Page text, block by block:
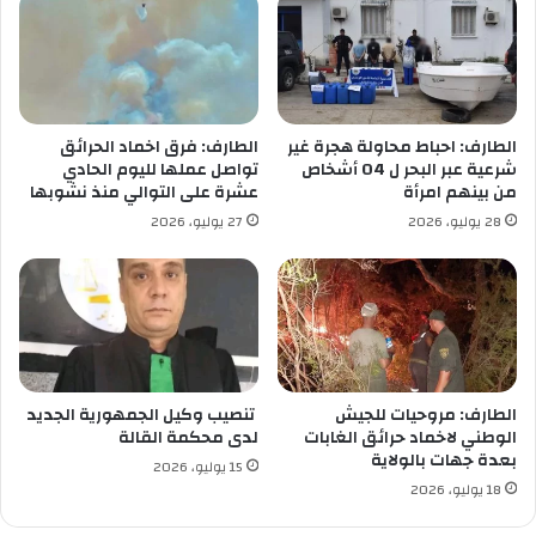
ش
ه
دٍ
ل
ف
و
ض
ى
و
ا
ح
ت
ج
ا
جٍ
ص
ا
م
ا
ئ
ي
ل
م
ا
ف
ق
ة
ا
م
ت
ح
ا
ن
ا
ت
ا
ل
الطارف: احباط محاولة هجرة غير
شرعية عبر البحر ل 04 أشخاص
من بينهم امرأة
28 يوليو، 2026
الطارف: فرق اخماد الحرائق
تواصل عملها لليوم الحادي
عشرة على التوالي منذ نشوبها
27 يوليو، 2026
الطارف: مروحيات للجيش
الوطني لاخماد حرائق الغابات
بعدة جهات بالولاية
18 يوليو، 2026
تنصيب وكيل الجمهورية الجديد
لدى محكمة القالة
15 يوليو، 2026